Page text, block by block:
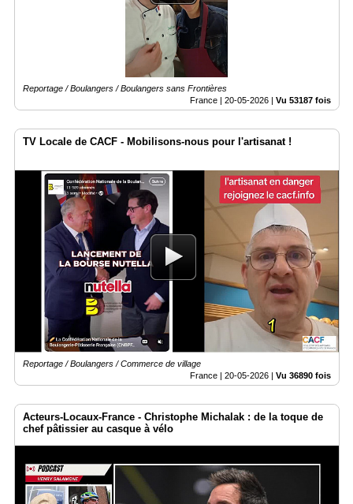
Reportage / Boulangers / Boulangers sans Frontières
France | 20-05-2026 | Vu 53187 fois
TV Locale de CACF - Mobilisons-nous pour l'artisanat !
Reportage / Boulangers / Commerce de village
France | 20-05-2026 | Vu 36890 fois
Acteurs-Locaux-France - Christophe Michalak : de la toque de
chef pâtissier au casque à vélo